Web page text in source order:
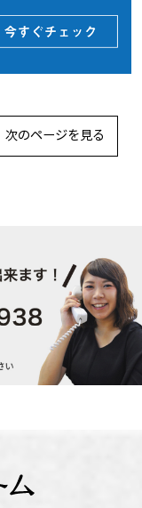
次のページを見る